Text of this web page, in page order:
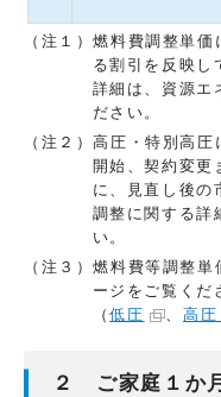
（注１）燃料費調整単
る割引を反映し
詳細は、資源エ
ださい。
（注２）高圧・特別高
開始、契約変更
に、見直し後の
調整に関する詳
い。
（注３）燃料費等調整
ージをご覧くだ
（低圧 、高圧
２ ご家庭１か